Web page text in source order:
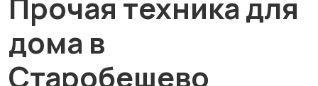
дома в
Старобешево